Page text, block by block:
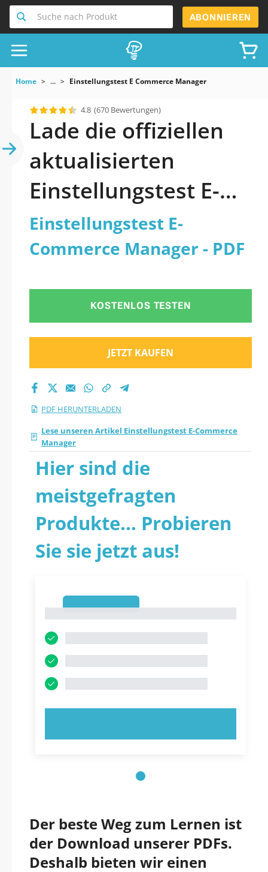
Suche nach Produkt ABONNIEREN
Home ... Einstellungstest E Commerce Manager
4.8 (670 Bewertungen)
Lade die offiziellen
aktualisierten
Einstellungstest E-
Commerce Manager
Quiz 2026 PDF
Einstellungstest E-
Commerce Manager - PDF
KOSTENLOS TESTEN
JETZT KAUFEN
PDF HERUNTERLADEN
Lese unseren Artikel Einstellungstest E-Commerce
Manager
Hier sind die
meistgefragten
Produkte... Probieren
Sie sie jetzt aus!
Der beste Weg zum Lernen ist
der Download unserer PDFs.
Deshalb bieten wir einen